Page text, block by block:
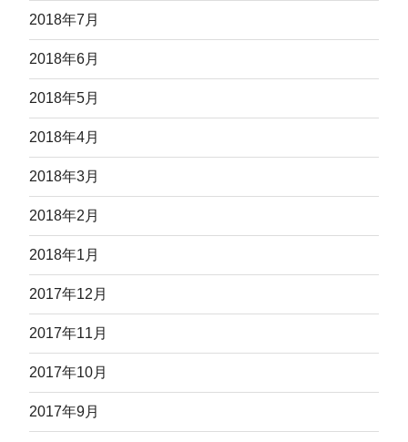
2018年7月
2018年6月
2018年5月
2018年4月
2018年3月
2018年2月
2018年1月
2017年12月
2017年11月
2017年10月
2017年9月